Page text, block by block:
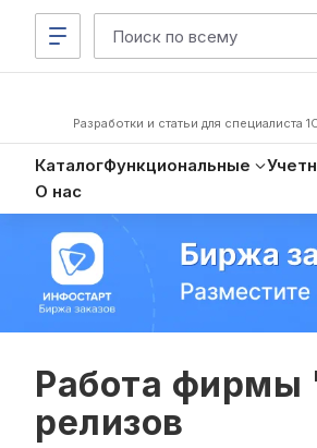
Разработки и статьи для специалиста
КаталогФункциональные
О нас
Работа фирмы
релизов